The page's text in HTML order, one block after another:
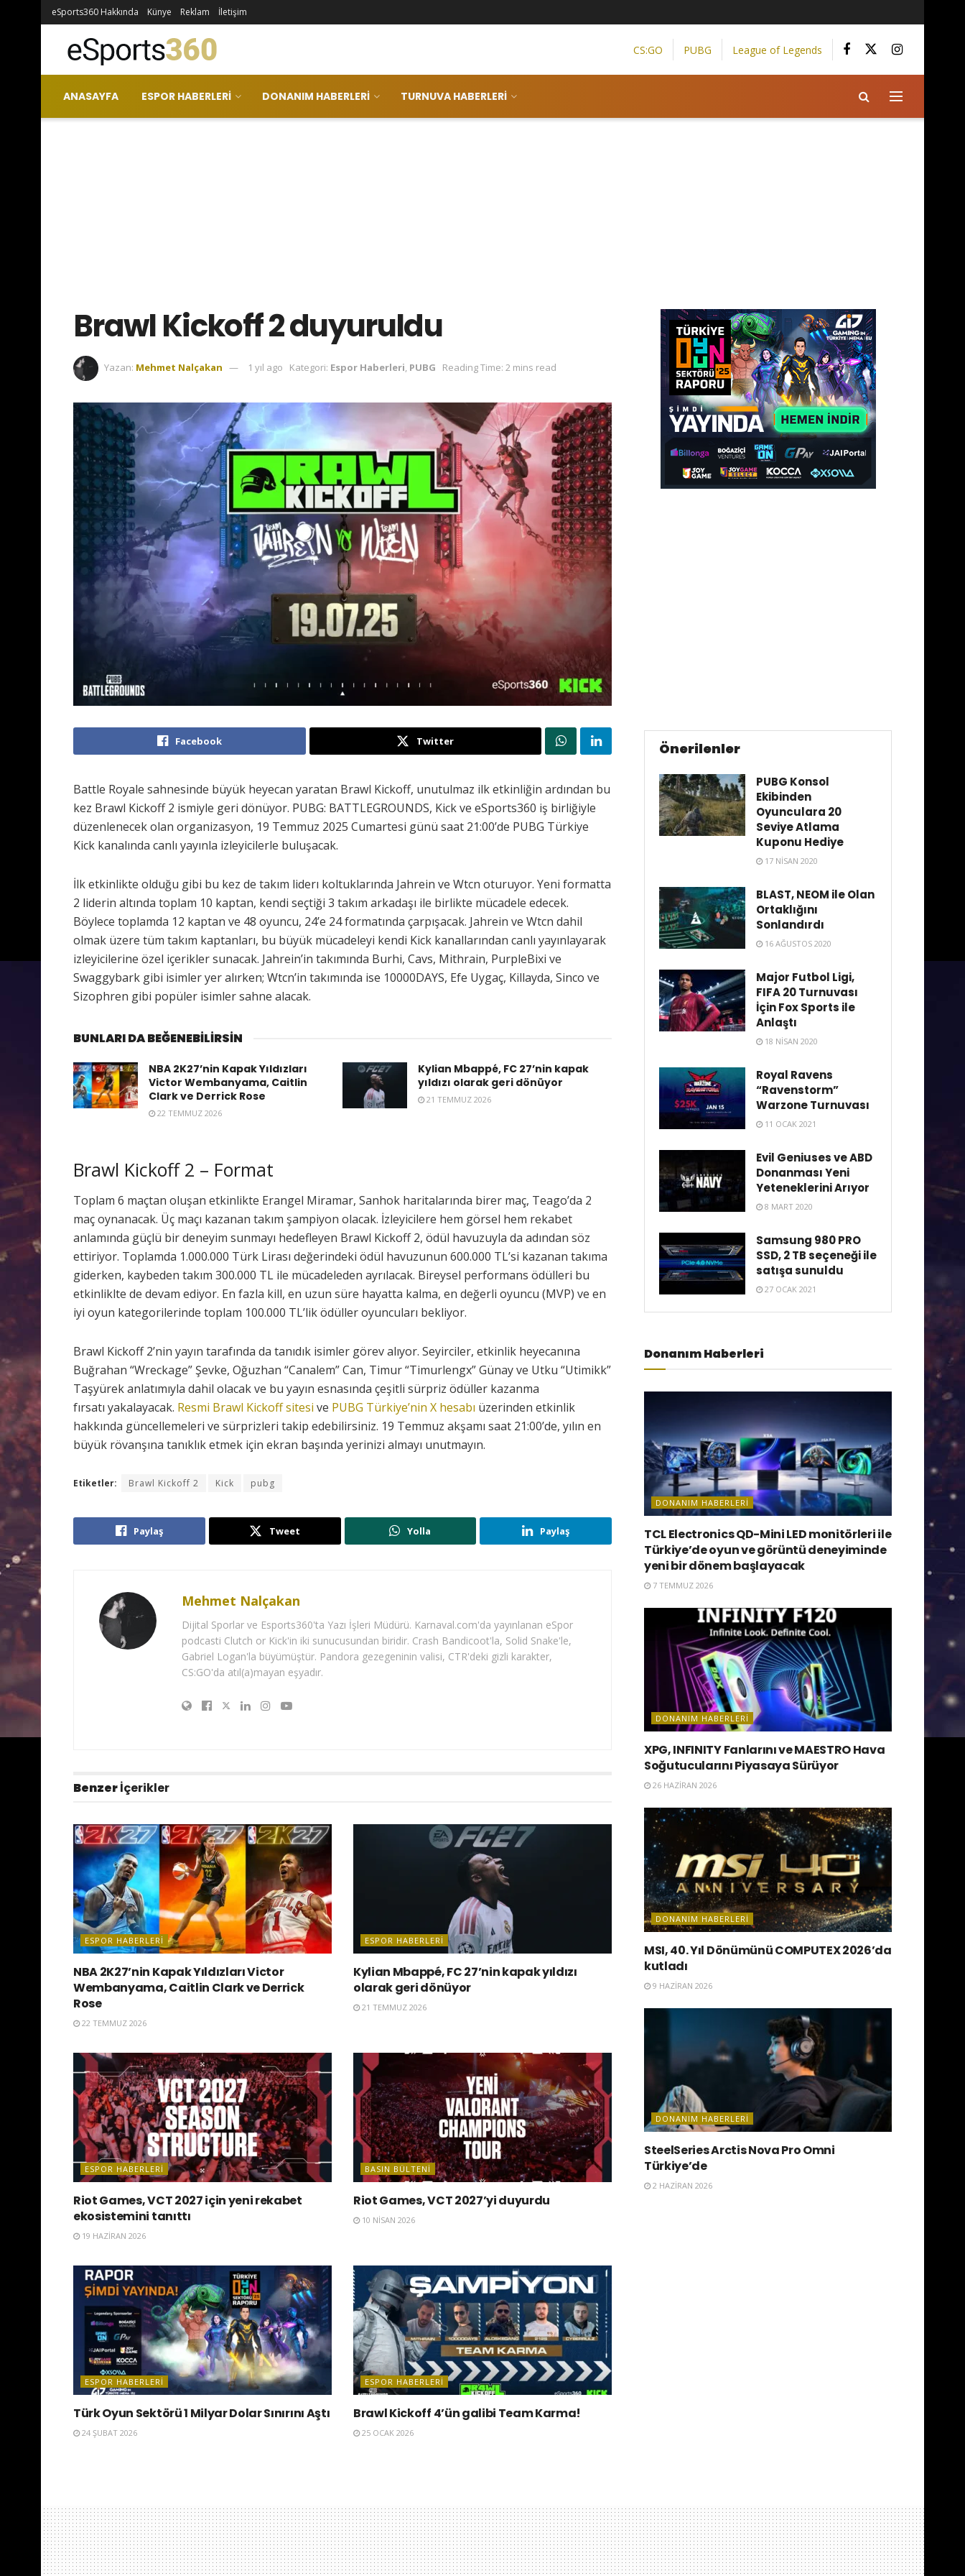
eSports360 Hakkında Künye Reklam İletişim
CS:GO PUBG League of Legends
ANASAYFA ESPOR HABERLERI DONANIM HABERLERI TURNUVA HABERLERI
Brawl Kickoff 2 duyuruldu
Yazan: Mehmet Nalçakan 1 yıl ago Kategori: Espor Haberleri, PUBG Reading Time: 2 mins read
Facebook Twitter
Battle Royale sahnesinde büyük heyecan yaratan Brawl Kickoff, unutulmaz ilk etkinliğin ardından bu
kez Brawl Kickoff 2 ismiyle geri dönüyor. PUBG: BATTLEGROUNDS, Kick ve eSports360 iş birliğiyle
düzenlenecek olan organizasyon, 19 Temmuz 2025 Cumartesi günü saat 21:00’de PUBG Türkiye
Kick kanalında canlı yayınla izleyicilerle buluşacak.
İlk etkinlikte olduğu gibi bu kez de takım liderı koltuklarında Jahrein ve Wtcn oturuyor. Yeni formatta
2 liderin altında toplam 10 kaptan, kendi seçtiği 3 takım arkadaşı ile birlikte mücadele edecek.
Böylece toplamda 12 kaptan ve 48 oyuncu, 24’e 24 formatında çarpışacak. Jahrein ve Wtcn dahil
olmak üzere tüm takım kaptanları, bu büyük mücadeleyi kendi Kick kanallarından canlı yayınlayarak
izleyicilerine özel içerikler sunacak. Jahrein’in takımında Burhi, Cavs, Mithrain, PurpleBixi ve
Swaggybark gibi isimler yer alırken; Wtcn’in takımında ise 10000DAYS, Efe Uygaç, Killayda, Sinco ve
Sizophren gibi popüler isimler sahne alacak.
BUNLARI DA BEĞENEBİLİRSİN
NBA 2K27’nin Kapak Yıldızları
Victor Wembanyama, Caitlin
Clark ve Derrick Rose
22 TEMMUZ 2026
Kylian Mbappé, FC 27’nin kapak
yıldızı olarak geri dönüyor
21 TEMMUZ 2026
Brawl Kickoff 2 – Format
Toplam 6 maçtan oluşan etkinlikte Erangel Miramar, Sanhok haritalarında birer maç, Teago’da 2
maç oynanacak. Üç maçı kazanan takım şampiyon olacak. İzleyicilere hem görsel hem rekabet
anlamında güçlü bir deneyim sunmayı hedefleyen Brawl Kickoff 2, ödül havuzuyla da adından söz
ettiriyor. Toplamda 1.000.000 Türk Lirası değerindeki ödül havuzunun 600.000 TL’si kazanan takıma
giderken, kaybeden takım 300.000 TL ile mücadeleden ayrılacak. Bireysel performans ödülleri bu
etkinliklte de devam ediyor. En fazla kill, en uzun süre hayatta kalma, en değerli oyuncu (MVP) ve en
iyi oyun kategorilerinde toplam 100.000 TL’lik ödüller oyuncuları bekliyor.
Brawl Kickoff 2’nin yayın tarafında da tanıdık isimler görev alıyor. Seyirciler, etkinlik heyecanına
Buğrahan “Wreckage” Şevke, Oğuzhan “Canalem” Can, Timur “Timurlengx” Günay ve Utku “Utimikk”
Taşyürek anlatımıyla dahil olacak ve bu yayın esnasında çeşitli sürpriz ödüller kazanma
fırsatı yakalayacak. Resmi Brawl Kickoff sitesi ve PUBG Türkiye’nin X hesabı üzerinden etkinlik
hakkında güncellemeleri ve sürprizleri takip edebilirsiniz. 19 Temmuz akşamı saat 21:00’de, yılın en
büyük rövanşına tanıklık etmek için ekran başında yerinizi almayı unutmayın.
Etiketler: Brawl Kickoff 2 Kick pubg
Paylaş Tweet Yolla Paylaş
Mehmet Nalçakan
Dijital Sporlar ve Esports360'ta Yazı İşleri Müdürü. Karnaval.com'da yayınlanan eSpor
podcasti Clutch or Kick'in iki sunucusundan biridir. Crash Bandicoot'la, Solid Snake'le,
Gabriel Logan'la büyümüştür. Pandora gezegeninin valisi, CTR'deki gizli karakter,
CS:GO'da atıl(a)mayan eşyadır.
Benzerİçerikler
ESPOR HABERLERI
NBA 2K27’nin Kapak Yıldızları Victor
Wembanyama, Caitlin Clark ve Derrick
Rose
22 TEMMUZ 2026
ESPOR HABERLERI
Kylian Mbappé, FC 27’nin kapak yıldızı
olarak geri dönüyor
21 TEMMUZ 2026
ESPOR HABERLERI
Riot Games, VCT 2027 için yeni rekabet
ekosistemini tanıttı
19 HAZIRAN 2026
BASIN BÜLTENI
Riot Games, VCT 2027’yi duyurdu
10 NISAN 2026
ESPOR HABERLERI
Türk Oyun Sektörü 1 Milyar Dolar Sınırını Aştı
24 ŞUBAT 2026
ESPOR HABERLERI
Brawl Kickoff 4’ün galibi Team Karma!
25 OCAK 2026
Önerilenler
PUBG Konsol
Ekibinden
Oyunculara 20
Seviye Atlama
Kuponu Hediye
17 NISAN 2020
BLAST, NEOM ile Olan
Ortaklığını
Sonlandırdı
16 AĞUSTOS 2020
Major Futbol Ligi,
FIFA 20 Turnuvası
İçin Fox Sports ile
Anlaştı
18 NISAN 2020
Royal Ravens
“Ravenstorm”
Warzone Turnuvası
11 OCAK 2021
Evil Geniuses ve ABD
Donanması Yeni
Yeteneklerini Arıyor
8 MART 2020
Samsung 980 PRO
SSD, 2 TB seçeneği ile
satışa sunuldu
27 OCAK 2021
Donanım Haberleri
DONANIM HABERLERI
TCL Electronics QD-Mini LED monitörleri ile
Türkiye’de oyun ve görüntü deneyiminde
yeni bir dönem başlayacak
7 TEMMUZ 2026
DONANIM HABERLERI
XPG, INFINITY Fanlarını ve MAESTRO Hava
Soğutucularını Piyasaya Sürüyor
26 HAZIRAN 2026
DONANIM HABERLERI
MSI, 40. Yıl Dönümünü COMPUTEX 2026’da
kutladı
9 HAZIRAN 2026
DONANIM HABERLERI
SteelSeries Arctis Nova Pro Omni
Türkiye’de
2 HAZIRAN 2026